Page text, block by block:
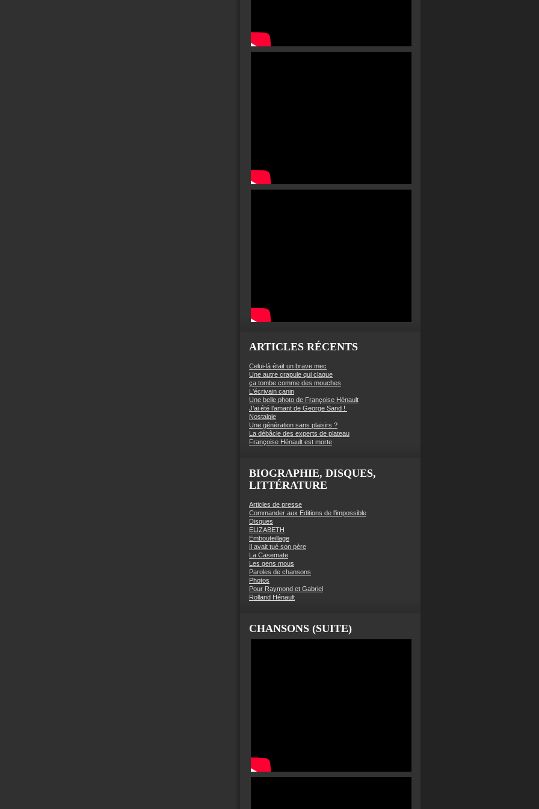
ARTICLES RÉCENTS
Celui-là était un brave mec
Une autre crapule qui claque
ça tombe comme des mouches
L'écrivain canin
Une belle photo de Françoise Hénault
J’ai été l’amant de George Sand !
Nostalgie
Une génération sans plaisirs ?
La débâcle des experts de plateau
Françoise Hénault est morte
BIOGRAPHIE, DISQUES,
LITTÉRATURE
Articles de presse
Commander aux Editions de l'impossible
Disques
ELIZABETH
Embouteillage
Il avait tué son père
La Casemate
Les gens mous
Paroles de chansons
Photos
Pour Raymond et Gabriel
Rolland Hénault
CHANSONS (SUITE)